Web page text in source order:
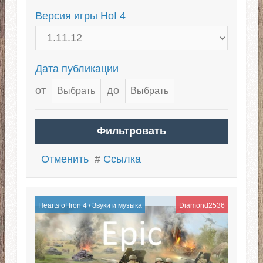
Версия игры HoI 4
Дата публикации
от
до
Отменить # Ссылка
Hearts of Iron 4/Звуки и музыка Diamond2536